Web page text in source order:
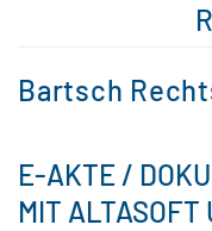
Bartsch
E-AKTE /
MIT ALTASOFT